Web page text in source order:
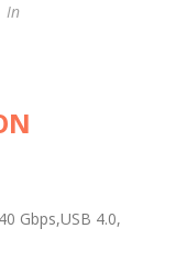
In
Gbps,USB 4.0,